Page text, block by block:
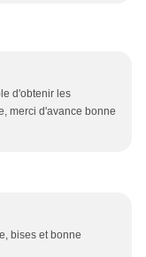
d'obtenir les
merci d'avance bonne
bises et bonne